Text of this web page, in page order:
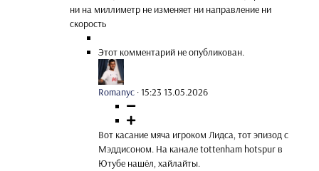
ни на миллиметр не изменяет ни направление ни
скорость
Этот комментарий не опубликован.
Romanyc ·15:23 13.05.2026
Вот касание мяча игроком Лидса, тот эпизод с
Мэддисоном. На канале tottenham hotspur в
Ютубе нашёл, хайлайты.